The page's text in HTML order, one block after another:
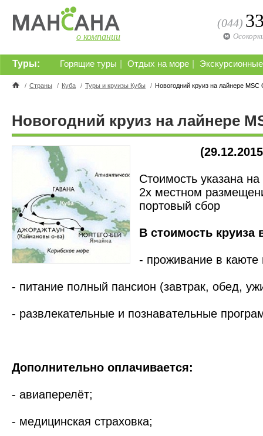
о компании
(044)
Горящие туры Отдых на море
Туры:
/ Страны / Куба / Туры и круизы Кубы / Новогодний круиз на лайнере MSC
Новогодний круиз на лайнере
Стоимость указана
2х местном
портовый сбор
В стоимость круиза
- проживание в каюте
- питание полный пансион (завтрак, обед,
- развлекательные и познавательные
Дополнительно оплачивается:
- авиаперелёт;
- медицинская страховка;